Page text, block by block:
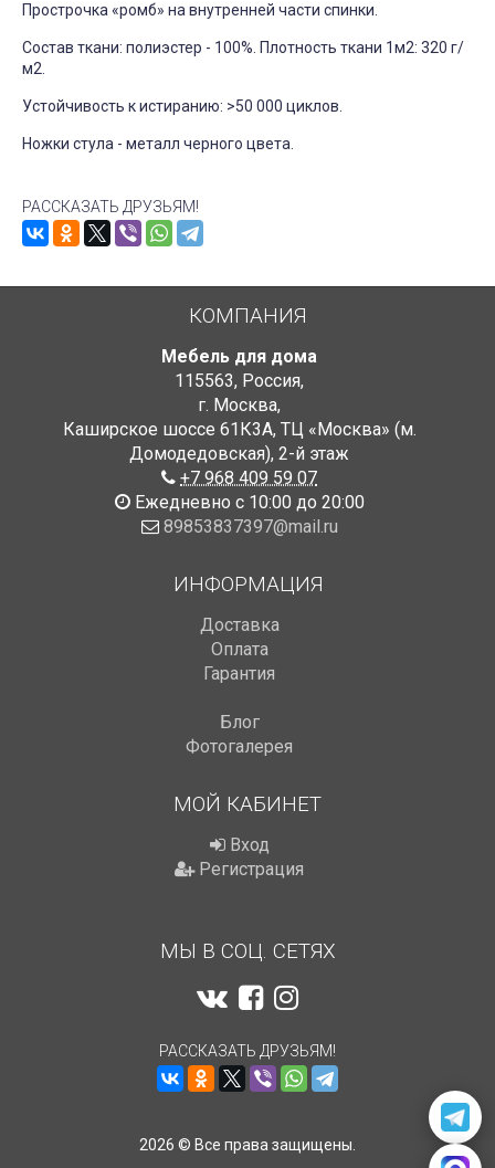
Прострочка «ромб» на внутренней части спинки.
Состав ткани: полиэстер - 100%. Плотность ткани 1м2: 320 г/
м2.
Устойчивость к истиранию: >50 000 циклов.
Ножки стула - металл черного цвета.
РАССКАЗАТЬ ДРУЗЬЯМ!
КОМПАНИЯ
Мебель для дома
115563, Россия,
г. Москва,
Каширское шоссе 61К3А, ТЦ «Москва» (м.
Домодедовская), 2-й этаж
+7 968 409 59 07
Ежедневно с 10:00 до 20:00
89853837397@mail.ru
ИНФОРМАЦИЯ
Доставка
Оплата
Гарантия
Блог
Фотогалерея
МОЙ КАБИНЕТ
Вход
Регистрация
МЫ В СОЦ. СЕТЯХ
РАССКАЗАТЬ ДРУЗЬЯМ!
2026 © Все права защищены.